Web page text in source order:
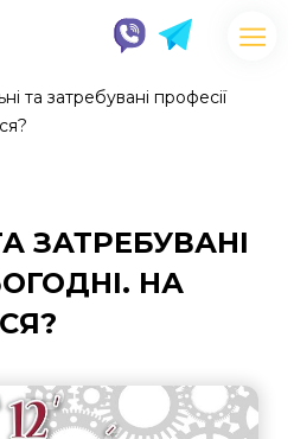
та затребувані професії
ЗАТРЕБУВАНІ
НА